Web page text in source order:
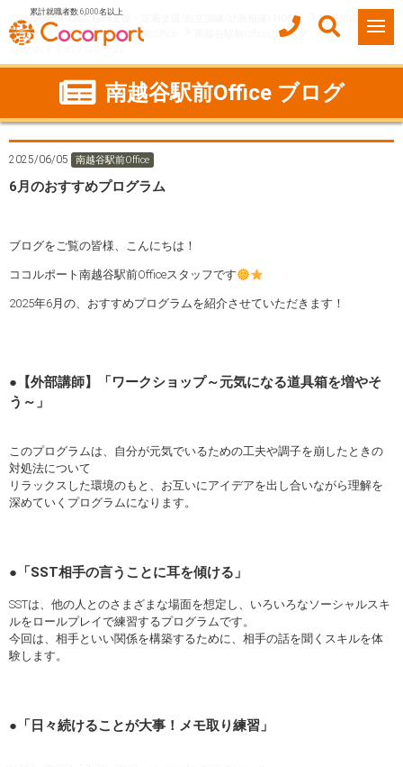
累計就職者数 6,000名以上
ココルポート(就労移行支援・定着支援/自立訓練/計画相談) HOME
事業所紹介
埼玉県
越谷市 南越谷駅前Office
南越谷駅前Officeのブログ
6月のおすすめプログラム
南越谷駅前Office ブログ
2025/06/05 南越谷駅前Office
6月のおすすめプログラム
ブログをご覧の皆様、こんにちは！
ココルポート南越谷駅前Officeスタッフです
2025年6月の、おすすめプログラムを紹介させていただきます！
●【外部講師】「ワークショップ～元気になる道具箱を増やそ
う～」
このプログラムは、自分が元気でいるための工夫や調子を崩したときの
対処法について
リラックスした環境のもと、お互いにアイデアを出し合いながら理解を
深めていくプログラムになります。
●「SST相手の言うことに耳を傾ける」
SSTは、他の人とのさまざまな場面を想定し、いろいろなソーシャルスキ
ルをロールプレイで練習するプログラムです。
今回は、相手といい関係を構築するために、相手の話を聞くスキルを体
験します。
● 「日々続けることが大事！メモ取り練習」